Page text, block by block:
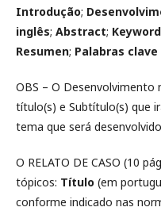
Introdução;
inglês; Abstract;
Resumen; Palabras clave
OBS – O
título(s) e Subtítulo(s) que
tema que será
O RELATO DE CASO (10
tópicos: Título (em
conforme indicado nas